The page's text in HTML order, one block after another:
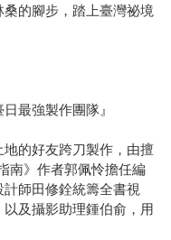
的腳步，踏上臺灣祕境
最強製作團隊』
的好友跨刀製作，由擅
南》作者郭佩怜擔任編
師田修銓統籌全書視
及攝影助理鍾伯俞，用